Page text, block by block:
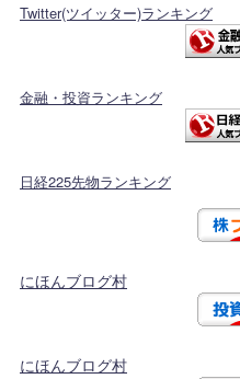
Twitter(ツイッター)ランキング
金融・投資ランキング
日経225先物ランキング
にほんブログ村
にほんブログ村